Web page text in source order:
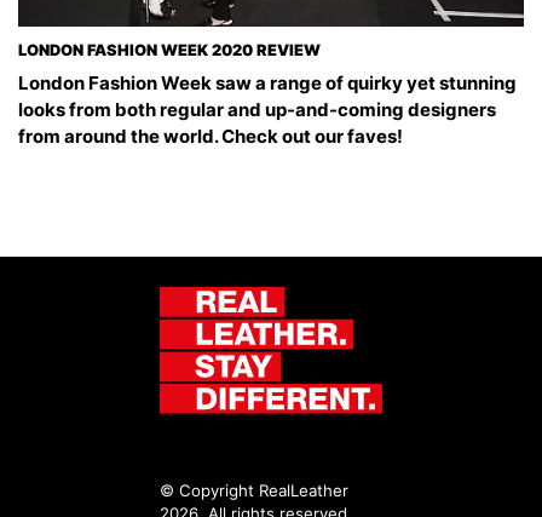
LONDON FASHION WEEK 2020 REVIEW
London Fashion Week saw a range of quirky yet stunning
looks from both regular and up-and-coming designers
from around the world. Check out our faves!
© Copyright RealLeather
2026. All rights reserved.